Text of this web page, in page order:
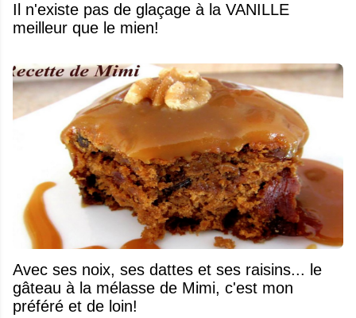
Il n'existe pas de glaçage à la VANILLE
meilleur que le mien!
Avec ses noix, ses dattes et ses raisins... le
gâteau à la mélasse de Mimi, c'est mon
préféré et de loin!